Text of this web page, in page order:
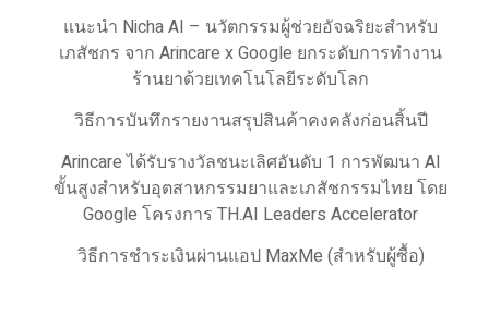
แนะนำ Nicha AI – นวัตกรรมผู้ช่วยอัจฉริยะสำหรับ
เภสัชกร จาก Arincare x Google ยกระดับการทำงาน
ร้านยาด้วยเทคโนโลยีระดับโลก
วิธีการบันทึกรายงานสรุปสินค้าคงคลังก่อนสิ้นปี
Arincare ได้รับรางวัลชนะเลิศอันดับ 1 การพัฒนา AI
ขั้นสูงสำหรับอุตสาหกรรมยาและเภสัชกรรมไทย โดย
Google โครงการ TH.AI Leaders Accelerator
วิธีการชำระเงินผ่านแอป MaxMe (สำหรับผู้ซื้อ)